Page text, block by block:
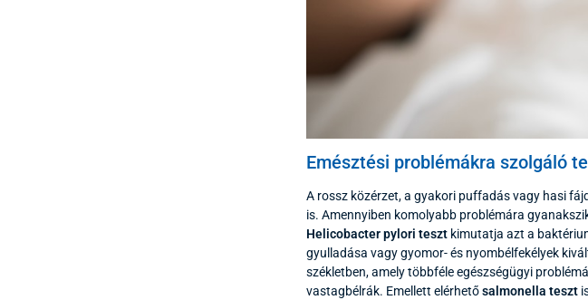
Emésztési problémákra szolgáló
A rossz közérzet, a gyakori puffadás vagy hasi
is. Amennyiben komolyabb problémára
Helicobacter pylori teszt kimutatja azt a
gyulladása vagy gyomor- és nyombélfekélyek
székletben, amely többféle egészségügyi
vastagbélrák. Emellett elérhetősalmonella teszt